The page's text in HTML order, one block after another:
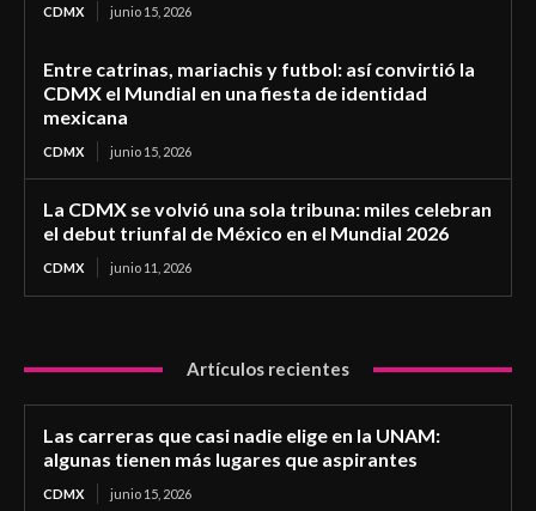
CDMX junio 15, 2026
Entre catrinas, mariachis y futbol: así convirtió la
CDMX el Mundial en una fiesta de identidad
mexicana
CDMX junio 15, 2026
La CDMX se volvió una sola tribuna: miles celebran
el debut triunfal de México en el Mundial 2026
CDMX junio 11, 2026
Artículos recientes
Las carreras que casi nadie elige en la UNAM:
algunas tienen más lugares que aspirantes
CDMX junio 15, 2026